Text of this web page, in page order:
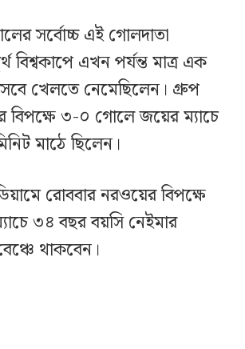
সর্বোচ্চ এই গোলদাতা
বিশ্বকাপে এখন পর্যন্ত মাত্র এক
খেলতে নেমেছিলেন। গ্রুপ
বিপক্ষে ৩-০ গোলে জয়ের ম্যাচে
মাঠে ছিলেন।
রোববার নরওয়ের বিপক্ষে
৩৪ বছর বয়সি নেইমার
থাকবেন।